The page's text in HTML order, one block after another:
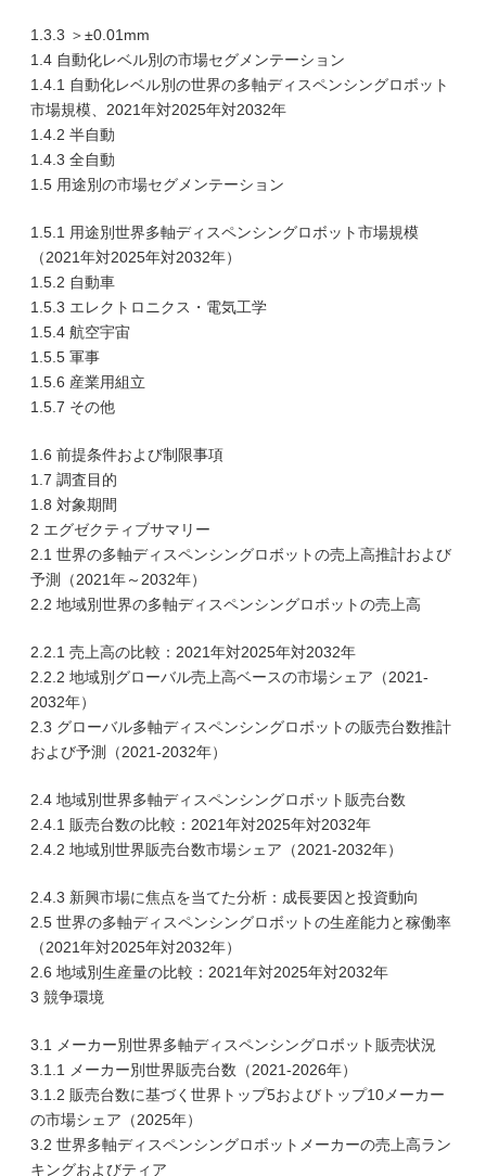
1.3.3 ＞±0.01mm
1.4 自動化レベル別の市場セグメンテーション
1.4.1 自動化レベル別の世界の多軸ディスペンシングロボット
市場規模、2021年対2025年対2032年
1.4.2 半自動
1.4.3 全自動
1.5 用途別の市場セグメンテーション
1.5.1 用途別世界多軸ディスペンシングロボット市場規模
（2021年対2025年対2032年）
1.5.2 自動車
1.5.3 エレクトロニクス・電気工学
1.5.4 航空宇宙
1.5.5 軍事
1.5.6 産業用組立
1.5.7 その他
1.6 前提条件および制限事項
1.7 調査目的
1.8 対象期間
2 エグゼクティブサマリー
2.1 世界の多軸ディスペンシングロボットの売上高推計および
予測（2021年～2032年）
2.2 地域別世界の多軸ディスペンシングロボットの売上高
2.2.1 売上高の比較：2021年対2025年対2032年
2.2.2 地域別グローバル売上高ベースの市場シェア（2021-
2032年）
2.3 グローバル多軸ディスペンシングロボットの販売台数推計
および予測（2021-2032年）
2.4 地域別世界多軸ディスペンシングロボット販売台数
2.4.1 販売台数の比較：2021年対2025年対2032年
2.4.2 地域別世界販売台数市場シェア（2021-2032年）
2.4.3 新興市場に焦点を当てた分析：成長要因と投資動向
2.5 世界の多軸ディスペンシングロボットの生産能力と稼働率
（2021年対2025年対2032年）
2.6 地域別生産量の比較：2021年対2025年対2032年
3 競争環境
3.1 メーカー別世界多軸ディスペンシングロボット販売状況
3.1.1 メーカー別世界販売台数（2021-2026年）
3.1.2 販売台数に基づく世界トップ5およびトップ10メーカー
の市場シェア（2025年）
3.2 世界多軸ディスペンシングロボットメーカーの売上高ラン
キングおよびティア